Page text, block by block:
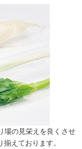
場の見栄えを良くさせ
えております。